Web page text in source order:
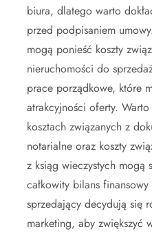
biura, dlatego warto
przed podpisaniem
mogą ponieść koszty
nieruchomości do
prace porządkowe, które
atrakcyjności oferty.
kosztach związanych z
notarialne oraz koszty
z ksiąg wieczystych mogą
całkowity bilans
sprzedający decydują się
marketing, aby zwiększyć